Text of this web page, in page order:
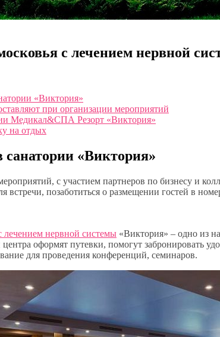
с лечением нервной
«Виктория»
при организации мероприятий
Медикал&СПА Резорт «Виктория»
на отдых
санатории «Виктория»
с участием партнеров по бизнесу и
встречи, позаботиться о размещении гостей в
лечением нервной системы «Виктория» – одно из
оформят путевки, помогут забронировать
для проведения конференций, семинаров.